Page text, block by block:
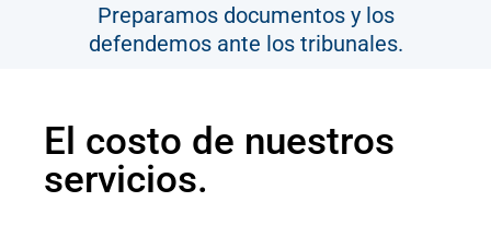
Preparamos documentos y los
defendemos ante los tribunales.
El costo de nuestros
servicios.